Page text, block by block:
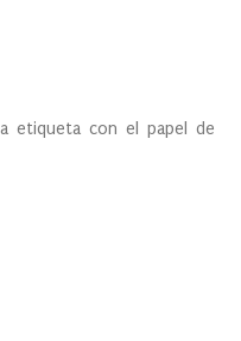
etiqueta con el papel de